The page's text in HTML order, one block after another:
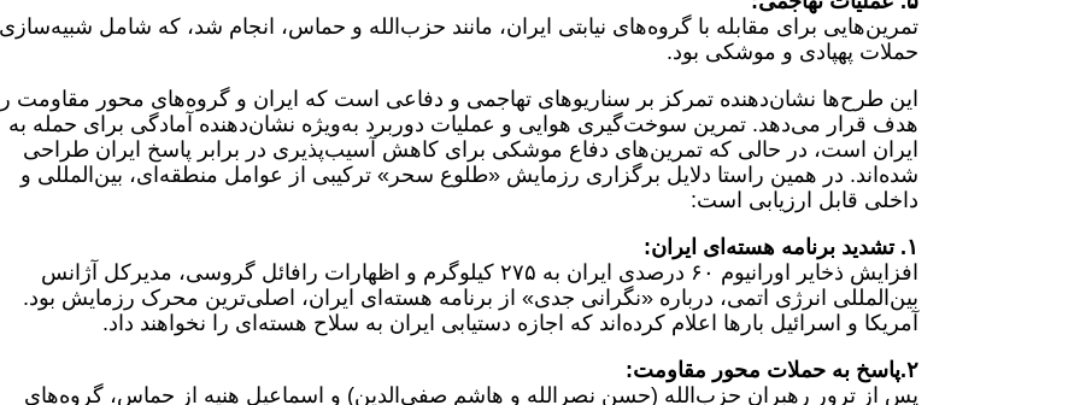
تمرین‌هایی برای مقابله با گروه‌های نیابتی ایران، مانند حزب‌الله و حماس، انجام شد، که شامل شبیه‌سازی
حملات پهپادی و موشکی بود.
این طرح‌ها نشان‌دهنده تمرکز بر سناریوهای تهاجمی و دفاعی است که ایران و گروه‌های محور مقاومت را
هدف قرار می‌دهد. تمرین سوخت‌گیری هوایی و عملیات دوربرد به‌ویژه نشان‌دهنده آمادگی برای حمله به
ایران است، در حالی که تمرین‌های دفاع موشکی برای کاهش آسیب‌پذیری در برابر پاسخ ایران طراحی
شده‌اند. در همین راستا دلایل برگزاری رزمایش «طلوع سحر» ترکیبی از عوامل منطقه‌ای، بین‌المللی و
داخلی قابل ارزیابی است:
۱. تشدید برنامه هسته‌ای ایران:
افزایش ذخایر اورانیوم ۶۰ درصدی ایران به ۲۷۵ کیلوگرم و اظهارات رافائل گروسی، مدیرکل آژانس
بین‌المللی انرژی اتمی، درباره «نگرانی جدی» از برنامه هسته‌ای ایران، اصلی‌ترین محرک رزمایش بود.
آمریکا و اسرائیل بارها اعلام کرده‌اند که اجازه دستیابی ایران به سلاح هسته‌ای را نخواهند داد.
۲.پاسخ به حملات محور مقاومت:
پس از ترور رهبران حزب‌الله (حسن نصرالله و هاشم صفی‌الدین) و اسماعیل هنیه از حماس، گروه‌های